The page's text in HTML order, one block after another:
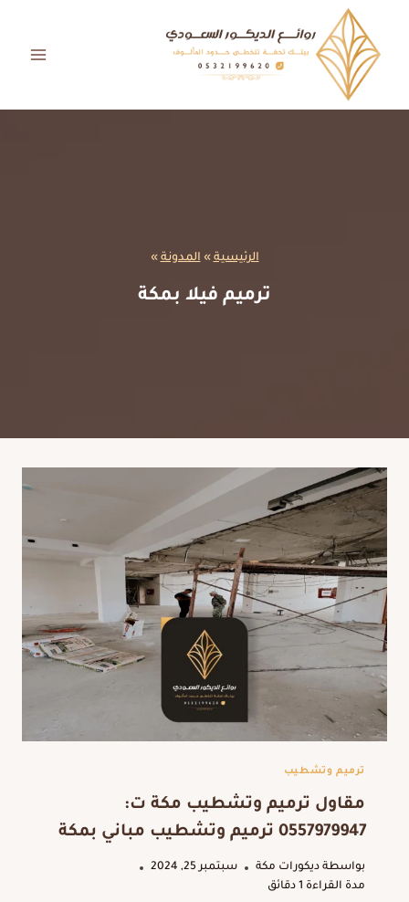
المحتوى
الرئيسية»المدونة»
ترميم فيلا بمكة
ترميم وتشطيب
مقاول ترميم وتشطيب مكة ت:
0557979947 ترميم وتشطيب مباني بمكة
بواسطة ديكورات مكة
سبتمبر 25, 2024
مدة القراءة
دقائق